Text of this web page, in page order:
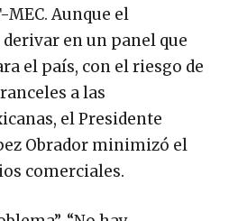
Aunque el
en un panel que
el país, con el riesgo de
a las
el Presidente
Obrador minimizó el
comerciales.